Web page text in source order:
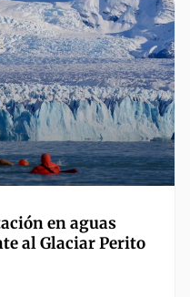
en aguas
al Glaciar Perito